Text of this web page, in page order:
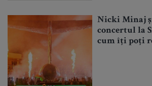
Nicki Minaj
concertul la
cum îți poți